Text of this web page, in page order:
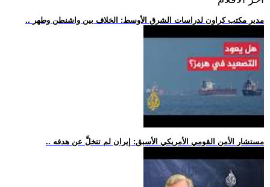
.. مدير مكتب كراون لدراسات الشرق الأوسط: الخلاف بين واشنطن وطهر
.. مستشار الأمن القومي الأمريكي الأسبق: إيران لم تتخلَّ عن هدفه